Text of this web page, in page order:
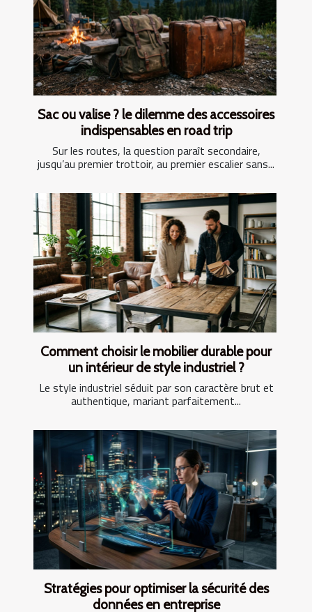
Sac ou valise ? le dilemme des accessoires
indispensables en road trip
Sur les routes, la question paraît secondaire,
jusqu’au premier trottoir, au premier escalier sans...
Comment choisir le mobilier durable pour
un intérieur de style industriel ?
Le style industriel séduit par son caractère brut et
authentique, mariant parfaitement...
Stratégies pour optimiser la sécurité des
données en entreprise